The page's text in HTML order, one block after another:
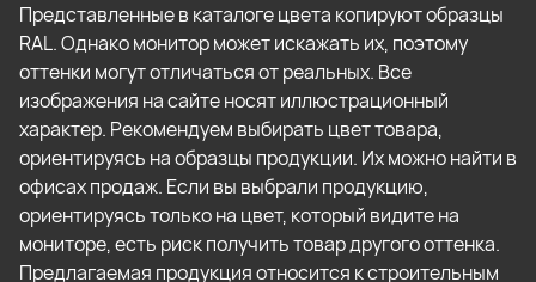
Представленные в каталоге цвета копируют образцы
RAL. Однако монитор может искажать их, поэтому
оттенки могут отличаться от реальных. Все
изображения на сайте носят иллюстрационный
характер. Рекомендуем выбирать цвет товара,
ориентируясь на образцы продукции. Их можно найти в
офисах продаж. Если вы выбрали продукцию,
ориентируясь только на цвет, который видите на
мониторе, есть риск получить товар другого оттенка.
Предлагаемая продукция относится к строительным